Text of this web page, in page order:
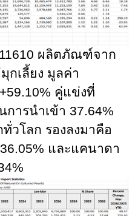
ผลิตภัณฑ์จาก
กเลี้ยง มูลค่า
คู่แข่งที่
ารนำเข้า 37.64%
วโลก รองลงมาคือ
และแคนาดา